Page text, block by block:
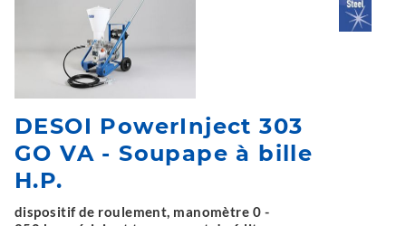
DESOI PowerInject 303
GO VA - Soupape à bille
H.P.
dispositif de roulement, manomètre 0 -